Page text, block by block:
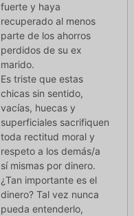
fuerte y haya
recuperado al menos
parte de los ahorros
perdidos de su ex
marido.
Es triste que estas
chicas sin sentido,
vacías, huecas y
superficiales sacrifiquen
toda rectitud moral y
respeto a los demás/a
sí mismas por dinero.
¿Tan importante es el
dinero? Tal vez nunca
pueda entenderlo,